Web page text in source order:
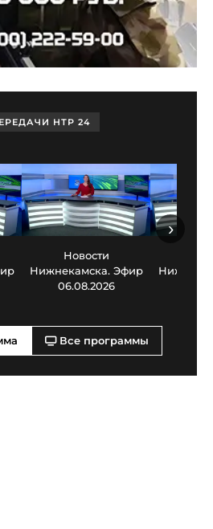
НТР 24
Новости
Нижнекамска. Эфир
06.08.2026
›
Все программы